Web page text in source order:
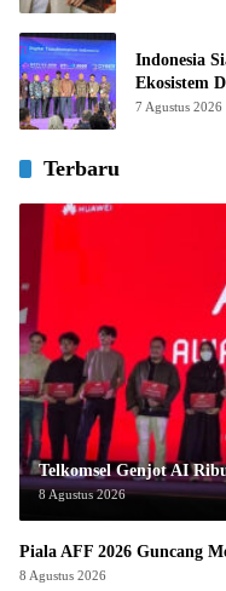
Indonesia
Ekosistem
7 Agustus 2026
Terbaru
Telkomsel Genjot AI
8 Agustus 2026
Piala AFF 2026 Guncang
8 Agustus 2026